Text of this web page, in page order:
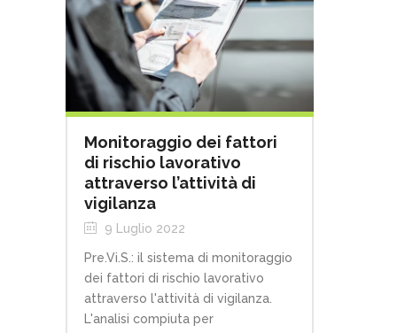
Monitoraggio dei fattori
di rischio lavorativo
attraverso l’attività di
vigilanza
9 Luglio 2022
Pre.Vi.S.: il sistema di monitoraggio
dei fattori di rischio lavorativo
attraverso l'attività di vigilanza.
L'analisi compiuta per